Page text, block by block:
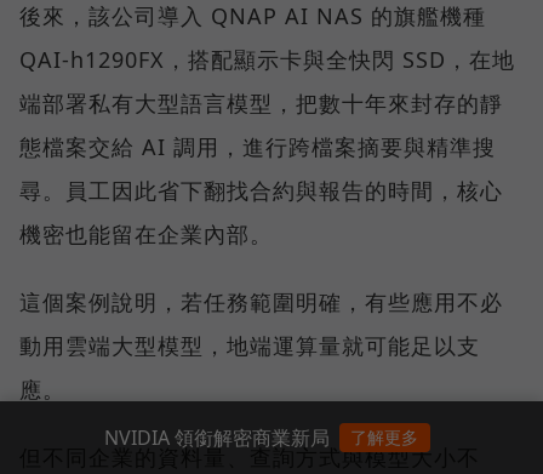
後來，該公司導入 QNAP AI NAS 的旗艦機種
QAI-h1290FX，搭配顯示卡與全快閃 SSD，在地
端部署私有大型語言模型，把數十年來封存的靜
態檔案交給 AI 調用，進行跨檔案摘要與精準搜
尋。員工因此省下翻找合約與報告的時間，核心
機密也能留在企業內部。
這個案例說明，若任務範圍明確，有些應用不必
動用雲端大型模型，地端運算量就可能足以支
應。
但不同企業的資料量、查詢方式與模型大小不
NVIDIA 領銜解密商業新局 了解更多